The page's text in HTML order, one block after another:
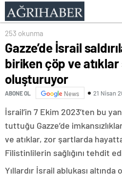
253 okunma
Gazze’de İsrail
biriken çöp ve
oluşturuyor
ABONE OL News 21 Nisan
İsrail’in 7 Ekim 2023’ten bu
tuttuğu Gazze’de
ve atıklar, zor şartlarda
Filistinlilerin sağlığını tehdit
Yıllardır İsrail ablukası altında